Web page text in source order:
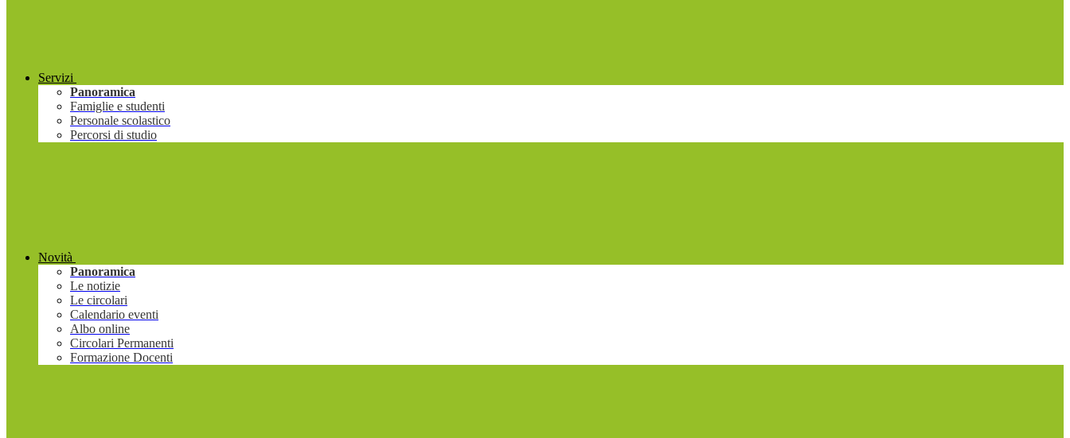
Servizi
Panoramica
Famiglie e studenti
Personale scolastico
Percorsi di studio
Novità
Panoramica
Le notizie
Le circolari
Calendario eventi
Albo online
Circolari Permanenti
Formazione Docenti